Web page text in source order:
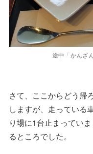
途中「かんざ
さて、ここからどう帰
しますが、走っている
り場に1台止まってい
るところでした。